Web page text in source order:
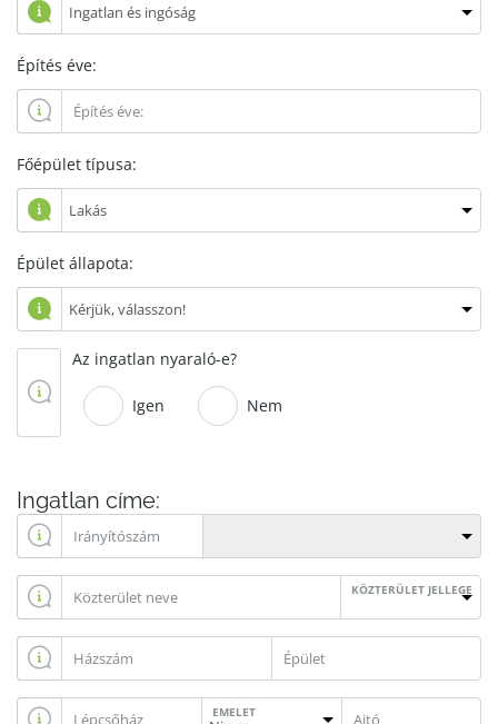
Építés éve:
Főépület típusa:
Épület állapota:
Az ingatlan nyaraló-e?
Igen Nem
Ingatlan címe:
KÖZTERÜLET JELLEGE
EMELET